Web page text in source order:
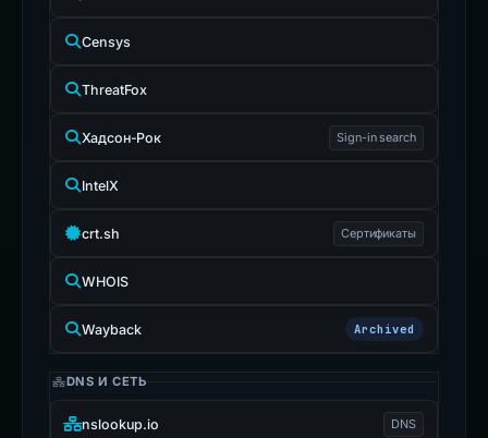
Censys
ThreatFox
Хадсон-Рок Sign-in search
IntelX
crt.sh Сертификаты
WHOIS
Wayback Archived
DNS И СЕТЬ
nslookup.io DNS